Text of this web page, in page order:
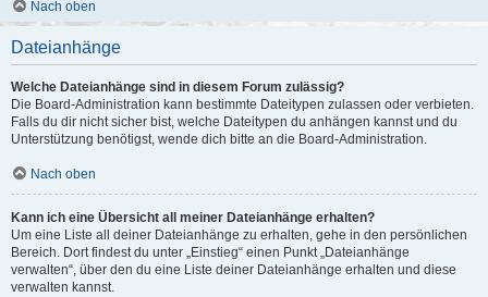
Nach oben
Dateianhänge
Welche Dateianhänge sind in diesem Forum zulässig?
Die Board-Administration kann bestimmte Dateitypen zulassen oder verbieten.
Falls du dir nicht sicher bist, welche Dateitypen du anhängen kannst und du
Unterstützung benötigst, wende dich bitte an die Board-Administration.
Nach oben
Kann ich eine Übersicht all meiner Dateianhänge erhalten?
Um eine Liste all deiner Dateianhänge zu erhalten, gehe in den persönlichen
Bereich. Dort findest du unter „Einstieg“ einen Punkt „Dateianhänge
verwalten“, über den du eine Liste deiner Dateianhänge erhalten und diese
verwalten kannst.